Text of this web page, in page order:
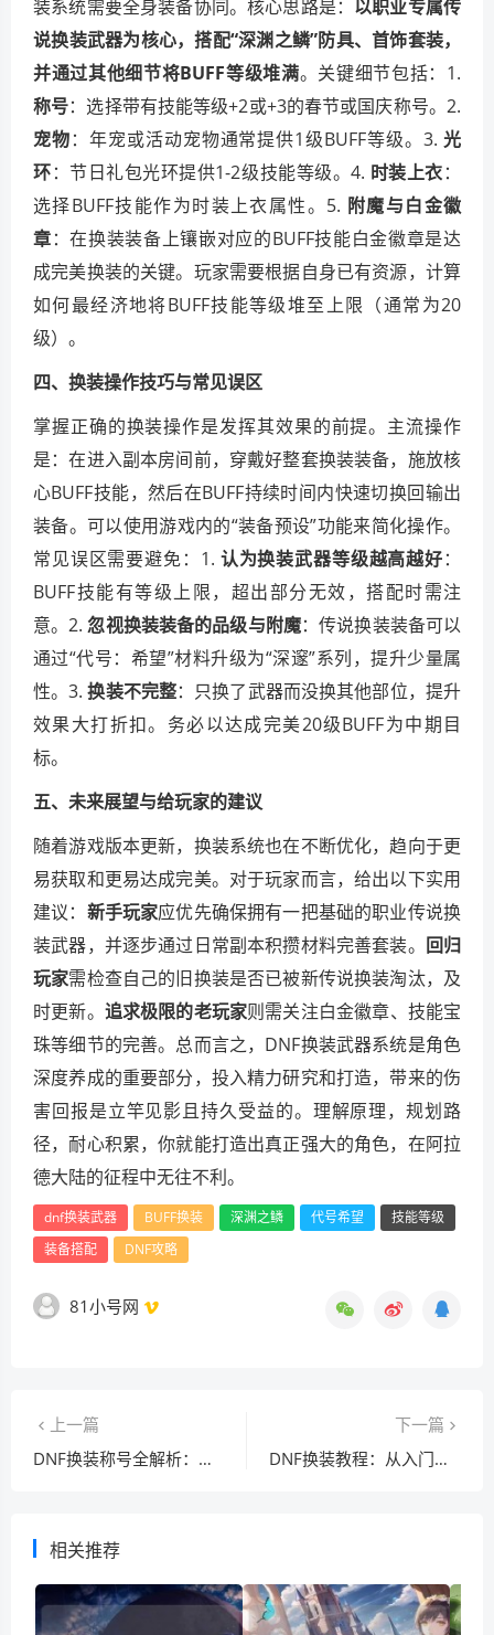
装系统需要全身装备协同。核心思路是： 以职业专属传
说换装武器为核心，搭配“深渊之鳞”防具、首饰套装，
并通过其他细节将BUFF等级堆满。关键细节包括：1.
称号：选择带有技能等级+2或+3的春节或国庆称号。2.
宠物：年宠或活动宠物通常提供1级BUFF等级。3.光
环：节日礼包光环提供1-2级技能等级。4. 时装上衣：
选择BUFF技能作为时装上衣属性。5. 附魔与白金徽
章：在换装装备上镶嵌对应的BUFF技能白金徽章是达
成完美换装的关键。玩家需要根据自身已有资源，计算
如何最经济地将BUFF技能等级堆至上限（通常为20
级）。
四、换装操作技巧与常见误区
掌握正确的换装操作是发挥其效果的前提。主流操作
是：在进入副本房间前，穿戴好整套换装装备，施放核
心BUFF技能，然后在BUFF持续时间内快速切换回输出
装备。可以使用游戏内的“装备预设”功能来简化操作。
常见误区需要避免：1. 认为换装武器等级越高越好：
BUFF技能有等级上限，超出部分无效，搭配时需注
意。2. 忽视换装装备的品级与附魔：传说换装装备可以
通过“代号：希望”材料升级为“深邃”系列，提升少量属
性。3.换装不完整：只换了武器而没换其他部位，提升
效果大打折扣。务必以达成完美20级BUFF为中期目
标。
五、未来展望与给玩家的建议
随着游戏版本更新，换装系统也在不断优化，趋向于更
易获取和更易达成完美。对于玩家而言，给出以下实用
建议： 新手玩家应优先确保拥有一把基础的职业传说换
装武器，并逐步通过日常副本积攒材料完善套装。 回归
玩家需检查自己的旧换装是否已被新传说换装淘汰，及
时更新。 追求极限的老玩家则需关注白金徽章、技能宝
珠等细节的完善。总而言之，DNF换装武器系统是角色
深度养成的重要部分，投入精力研究和打造，带来的伤
害回报是立竿见影且持久受益的。理解原理，规划路
径，耐心积累，你就能打造出真正强大的角色，在阿拉
德大陆的征程中无往不利。
dnf换装武器 BUFF换装 深渊之鳞 代号希望
技能等级
装备搭配
DNF攻略
81小号网
上一篇
DNF换装称号全解析：如何选择与获取强力BUFF称号
下一篇
DNF换装教程：从入门到精通，打造完美角色装备搭配
相关推荐